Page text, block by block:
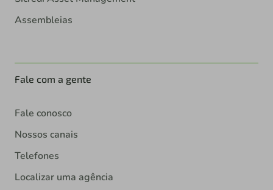
Assembleias
Fale com a gente
Fale conosco
Nossos canais
Telefones
Localizar uma agência